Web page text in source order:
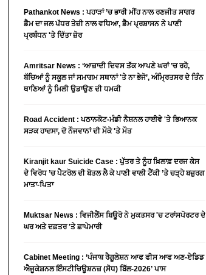
Pathankot News : ਪਹਾੜਾਂ ’ਚ ਭਾਰੀ ਮੀਂਹ ਨਾਲ ਰਣਜੀਤ ਸਾਗਰ
ਡੈਮ ਦਾ ਜਲ ਪੱਧਰ ਤੇਜ਼ੀ ਨਾਲ ਵਧਿਆ, ਡੈਮ ਪ੍ਰਸ਼ਾਸਨ ਨੇ ਪਾਣੀ
ਪ੍ਰਬੰਧਨ 'ਤੇ ਦਿੱਤਾ ਜ਼ੋਰ
Amritsar News : ‘ਆਜ਼ਾਦੀ ਦਿਵਸ ਤੱਕ ਆਪਣੇ ਘਰਾਂ ’ਚ ਰਹੋ,
ਬੱਚਿਆਂ ਨੂੰ ਸਕੂਲ ਜਾਂ ਸਮਾਗਮ ਸਥਾਨਾਂ 'ਤੇ ਨਾ ਭੇਜੋ’, ਅੰਮ੍ਰਿਤਸਰ ਦੇ ਤਿੰਨ
ਥਾਣਿਆਂ ਨੂੰ ਮਿਲੀ ਉਡਾਉਣ ਦੀ ਧਮਕੀ
Road Accident : ਪਠਾਨਕੋਟ-ਮੰਡੀ ਨੈਸ਼ਨਲ ਹਾਈਵੇ 'ਤੇ ਭਿਆਨਕ
ਸੜਕ ਹਾਦਸਾ, ਦੋ ਨੌਜਵਾਨਾਂ ਦੀ ਮੌਕੇ 'ਤੇ ਮੌਤ
Kiranjit kaur Suicide Case : ਪੁੱਤਰ ਤੇ ਨੂੰਹ ਖ਼ਿਲਾਫ਼ ਦਰਜ ਕੇਸ
ਦੇ ਵਿਰੋਧ ’ਚ ਪੈਟਰੋਲ ਦੀ ਬੋਤਲ ਲੈ ਕੇ ਪਾਣੀ ਵਾਲੀ ਟੈਂਕੀ ’ਤੇ ਚੜ੍ਹੇ ਬਜ਼ੁਰਗ
ਮਾਤਾ-ਪਿਤਾ
Muktsar News : ਵਿਜੀਲੈਂਸ ਬਿਊਰੋ ਨੇ ਮੁਕਤਸਰ 'ਚ ਟਰਾਂਸਪੋਰਟਰ ਦੇ
ਘਰ ਅਤੇ ਦਫ਼ਤਰ 'ਤੇ ਛਾਪੇਮਾਰੀ
Cabinet Meeting : ‘ਪੰਜਾਬ ਰੈਗੂਲੇਸ਼ਨ ਆਫ ਫੀਸ ਆਫ ਅਣ-ਏਡਿਡ
ਐਜੂਕੇਸ਼ਨਲ ਇੰਸਟੀਚਿਊਸ਼ਨਜ਼ (ਸੋਧ) ਬਿੱਲ-2026’ ਪਾਸ